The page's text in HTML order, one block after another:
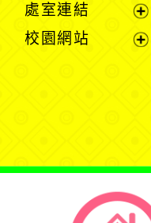
單
處室連結
展
校園網站